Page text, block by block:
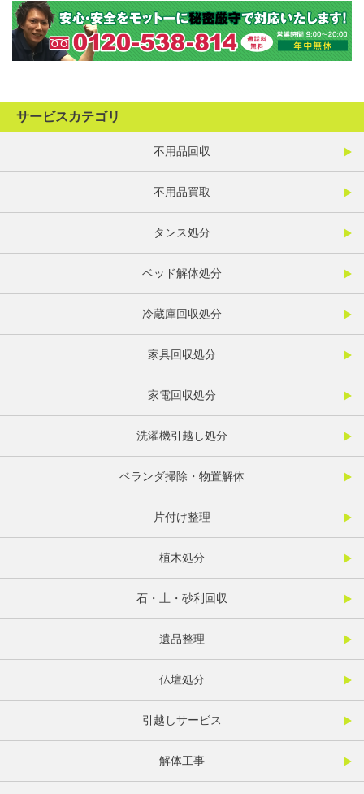
サービスカテゴリ
不用品回収
不用品買取
タンス処分
ベッド解体処分
冷蔵庫回収処分
家具回収処分
家電回収処分
洗濯機引越し処分
ベランダ掃除・物置解体
片付け整理
植木処分
石・土・砂利回収
遺品整理
仏壇処分
引越しサービス
解体工事